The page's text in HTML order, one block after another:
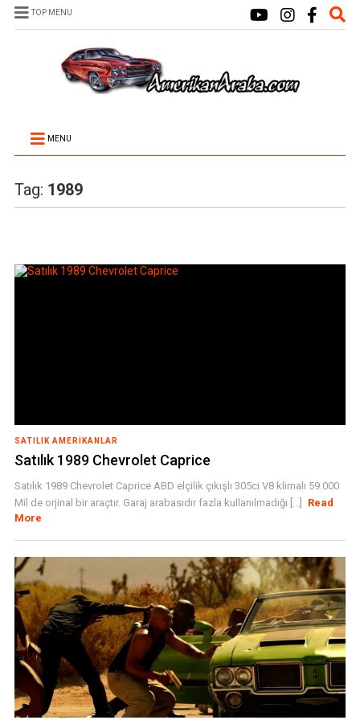
TOP MENU
MENU
Tag: 1989
SATILIK AMERIKANLAR
Satılık 1989 Chevrolet Caprice
Satılık 1989 Chevrolet Caprice ABD elçilik çıkışlı 305ci V8 klimalı 59.000
Mil de orjinal bir araçtır. Garaj arabasıdır fazla kullanılmadığı [...]
Read
More